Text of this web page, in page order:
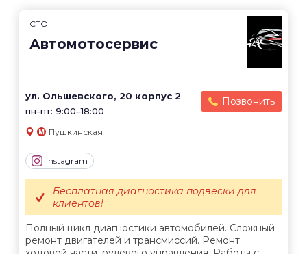
СТО
Автомотосервис
ул. Ольшевского, 20 корпус 2
пн-пт: 9:00–18:00
Позвонить
Пушкинская
Instagram
Полный цикл диагностики автомобилей. Сложный
ремонт двигателей и трансмиссий. Ремонт
Бесплатная диагностика подвески для
клиентов!